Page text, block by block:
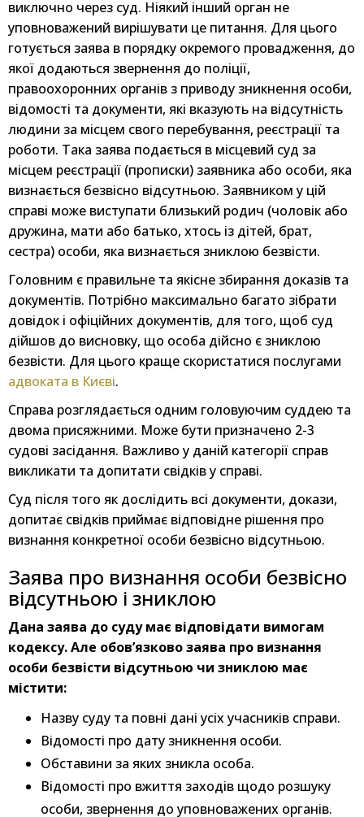
виключно через суд. Ніякий інший орган не
уповноважений вирішувати це питання. Для цього
готується заява в порядку окремого провадження, до
якої додаються звернення до поліції,
правоохоронних органів з приводу зникнення особи,
відомості та документи, які вказують на відсутність
людини за місцем свого перебування, реєстрації та
роботи. Така заява подається в місцевий суд за
місцем реєстрації (прописки) заявника або особи, яка
визнається безвісно відсутньою. Заявником у цій
справі може виступати близький родич (чоловік або
дружина, мати або батько, хтось із дітей, брат,
сестра) особи, яка визнається зниклою безвісти.
Головним є правильне та якісне збирання доказів та
документів. Потрібно максимально багато зібрати
довідок і офіційних документів, для того, щоб суд
дійшов до висновку, що особа дійсно є зниклою
безвісти. Для цього краще скористатися послугами
адвоката в Києві.
Справа розглядається одним головуючим суддею та
двома присяжними. Може бути призначено 2-3
судові засідання. Важливо у даній категорії справ
викликати та допитати свідків у справі.
Суд після того як дослідить всі документи, докази,
допитає свідків приймає відповідне рішення про
визнання конкретної особи безвісно відсутньою.
Заява про визнання особи безвісно
відсутньою і зниклою
Дана заява до суду має відповідати вимогам
кодексу. Але обов’язково заява про визнання
особи безвісти відсутньою чи зниклою має
містити:
Назву суду та повні дані усіх учасників справи.
Відомості про дату зникнення особи.
Обставини за яких зникла особа.
Відомості про вжиття заходів щодо розшуку
особи, звернення до уповноважених органів.